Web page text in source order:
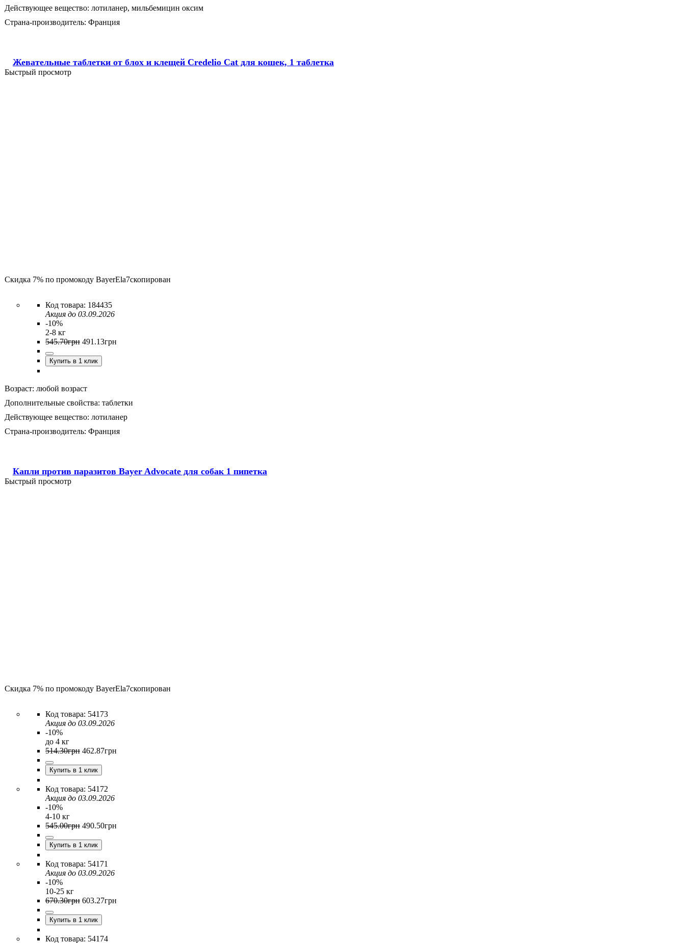
Действующее вещество: лотиланер, мильбемицин оксим
Страна-производитель: Франция
Жевательные таблетки от блох и клещей Credelio Cat для кошек, 1 таблетка
Быстрый просмотр
Скидка 7% по промокоду BayerEla7скопирован
184435
Акция до 03.09.2026
-10%
2-8 кг
545.70грн 491 .13грн
Купить в 1 клик
Возраст: любой возраст
Дополнительные свойства: таблетки
Действующее вещество: лотиланер
Страна-производитель: Франция
Капли против паразитов Bayer Advocate для собак 1 пипетка
Быстрый просмотр
Скидка 7% по промокоду BayerEla7скопирован
54173
Акция до 03.09.2026
-10%
до 4 кг
514.30грн 462.87грн
Купить в 1 клик
54172
Акция до 03.09.2026
-10%
4-10 кг
545.00грн 490.50грн
Купить в 1 клик
54171
Акция до 03.09.2026
-10%
10-25 кг
670.30грн 603.27грн
Купить в 1 клик
54174